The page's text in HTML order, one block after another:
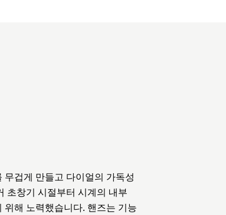
겁게 만들고 다이얼의 가독성
초창기 시절부터 시계의 내부
해 노력했습니다. 핸즈는 기능